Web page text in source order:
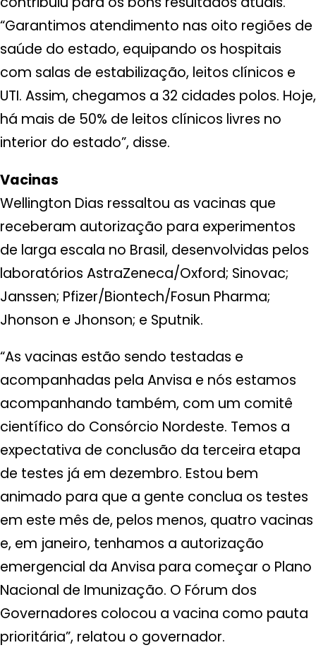
“Garantimos atendimento nas oito regiões de
saúde do estado, equipando os hospitais
com salas de estabilização, leitos clínicos e
UTI. Assim, chegamos a 32 cidades polos. Hoje,
há mais de 50% de leitos clínicos livres no
interior do estado”, disse.
Vacinas
Wellington Dias ressaltou as vacinas que
receberam autorização para experimentos
de larga escala no Brasil, desenvolvidas pelos
laboratórios AstraZeneca/Oxford; Sinovac;
Janssen; Pfizer/Biontech/Fosun Pharma;
Jhonson e Jhonson; e Sputnik.
“As vacinas estão sendo testadas e
acompanhadas pela Anvisa e nós estamos
acompanhando também, com um comitê
científico do Consórcio Nordeste. Temos a
expectativa de conclusão da terceira etapa
de testes já em dezembro. Estou bem
animado para que a gente conclua os testes
em este mês de, pelos menos, quatro vacinas
e, em janeiro, tenhamos a autorização
emergencial da Anvisa para começar o Plano
Nacional de Imunização. O Fórum dos
Governadores colocou a vacina como pauta
prioritária”, relatou o governador.